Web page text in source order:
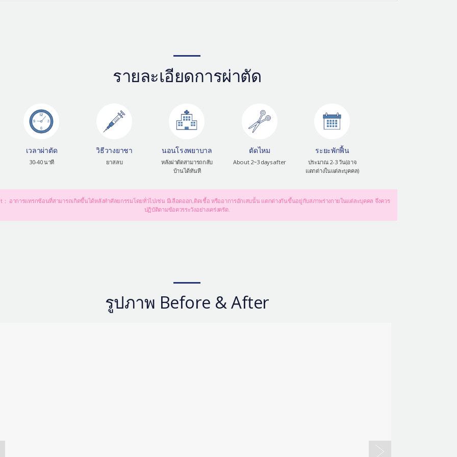
รายละเอียดการผ่าตัด
เวลาผ่าตัด
30-40 นาที
วิธีวางยาชา
ยาสลบ
นอนโรงพยาบาล
หลังผ่าตัดสามารถกลับ
บ้านได้ทันที
ตัดไหม
About 2~3 days after
ระยะพักฟื้น
ประมาณ 2-3 วัน(อาจ
แตกต่างในแต่ละบุคคล)
อาการแทรกซ้อนที่สามารถเกิดขึ้นได้หลังทำศัลยกรรมโดยทั่วไปเช่น มีเลือดออก,ติดเชื้อ หรืออาการอักเสบนั้น แตกต่างกันขึ้นอยู่กับสภาพร่างกายในแต่ละบุคคล จึงควร
ปฏิบัติตามข้อควรระวังอย่างเคร่งครัด.
รูปภาพ Before & After